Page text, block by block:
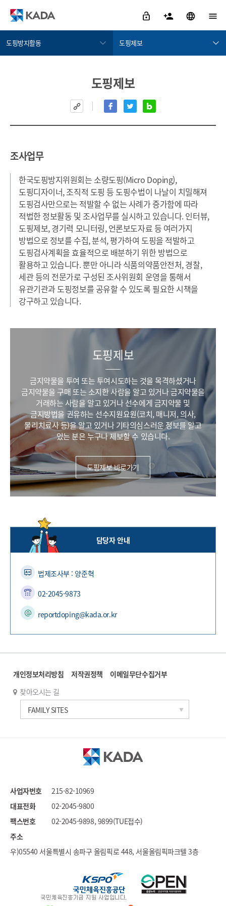
도핑방지활동
알림/참여
KADA 소개
도핑제보
도핑제보
조사업무
한국도핑방지위원회는 소량도핑(Micro Doping),
도핑디자이너, 조직적 도핑 등 도핑수법이 나날이 치밀해져
도핑검사만으로는 적발할 수 없는 사례가 증가함에 따라
적법한 정보활동 및 조사업무를 실시하고 있습니다.인터뷰,
도핑제보, 경기력 모니터링, 언론보도자료 등 여러가지
방법으로 정보를 수집, 분석, 평가하여 도핑을 적발하고
도핑검사계획을 효율적으로 배분하기 위한 방법으로
활용하고 있습니다.뿐만 아니라 식품의약품안전처, 경찰,
세관 등의 전문가로 구성된 조사위원회 운영을 통해서
유관기관과 도핑정보를 공유할 수 있도록 필요한 시책을
강구하고 있습니다.
도핑제보
금지약물을 투여 또는 투여시도하는 것을 목격하셨거나
금지약물을 구매 또는 소지한 사람을 알고 있거나금지약물을
거래하는 사람을 알고 있거나선수에게 금지약물 및
금지방법을 권유하는 선수지원요원(코치, 매니저, 의사,
물리치료사 등)을 알고 있거나기타의심스러운 정보를 알고
있는 분은 누구나 제보할 수 있습니다.
도핑제보 바로가기
담당자 안내
법제조사부 : 양준혁
02-2045-9873
reportdoping@kada.or.kr
개인정보처리방침 저작권정책
이메일무단수집거부
찾아오시는 길
FAMILY SITES
한국과학기술연구원
대한장애인체육회
스포츠윤리센터
국민권익위원회
사업자번호
215-82-10969
대표전화
02-2045-9800
팩스번호
02-2045-9898, 9899(TUE접수)
주소
우)05540 서울특별시 송파구 올림픽로 448, 서울올림픽파크텔 3층